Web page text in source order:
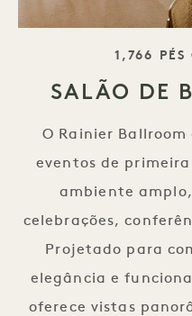
SLOGAN
1,766 PÉS
SALÃO DE
O Rainier Ballroom
eventos de
ambiente
celebrações,
Projetado para
elegância e
oferece vistas